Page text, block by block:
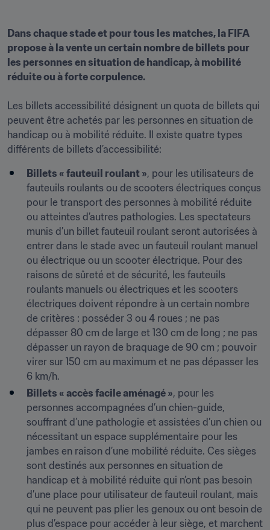
Dans chaque stade et pour tous les matches, la FIFA
propose à la vente un certain nombre de billets pour
les personnes en situation de handicap, à mobilité
réduite ou à forte corpulence.
Les billets accessibilité désignent un quota de billets qui
peuvent être achetés par les personnes en situation de
handicap ou à mobilité réduite. Il existe quatre types
différents de billets d’accessibilité:
Billets « fauteuil roulant », pour les utilisateurs de
fauteuils roulants ou de scooters électriques conçus
pour le transport des personnes à mobilité réduite
ou atteintes d’autres pathologies. Les spectateurs
munis d’un billet fauteuil roulant seront autorisées à
entrer dans le stade avec un fauteuil roulant manuel
ou électrique ou un scooter électrique. Pour des
raisons de sûreté et de sécurité, les fauteuils
roulants manuels ou électriques et les scooters
électriques doivent répondre à un certain nombre
de critères : posséder 3 ou 4 roues ; ne pas
dépasser 80 cm de large et 130 cm de long ; ne pas
dépasser un rayon de braquage de 90 cm ; pouvoir
virer sur 150 cm au maximum et ne pas dépasser les
6 km/h.
Billets « accès facile aménagé », pour les
personnes accompagnées d’un chien-guide,
souffrant d’une pathologie et assistées d’un chien ou
nécessitant un espace supplémentaire pour les
jambes en raison d’une mobilité réduite. Ces sièges
sont destinés aux personnes en situation de
handicap et à mobilité réduite qui n’ont pas besoin
d’une place pour utilisateur de fauteuil roulant, mais
qui ne peuvent pas plier les genoux ou ont besoin de
plus d’espace pour accéder à leur siège, et marchent